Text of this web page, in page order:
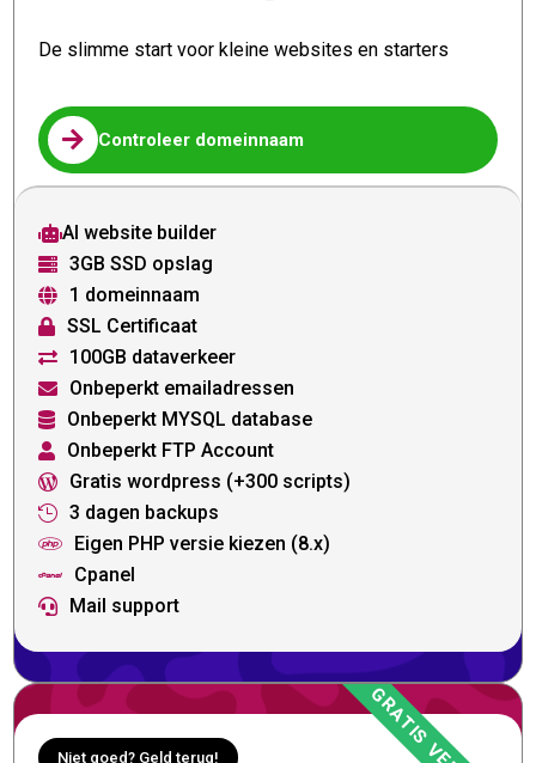
De slimme start voor kleine websites en starters
 Controleer domeinnaam
AI website builder
 3GB SSD opslag
 1 domeinnaam
 SSL Certificaat
 100GB dataverkeer
 Onbeperkt emailadressen
 Onbeperkt MYSQL database
 Onbeperkt FTP Account
 Gratis wordpress (+300 scripts)
 3 dagen backups
 Eigen PHP versie kiezen (8.x)
 Cpanel
 Mail support
Niet goed? Geld terug!